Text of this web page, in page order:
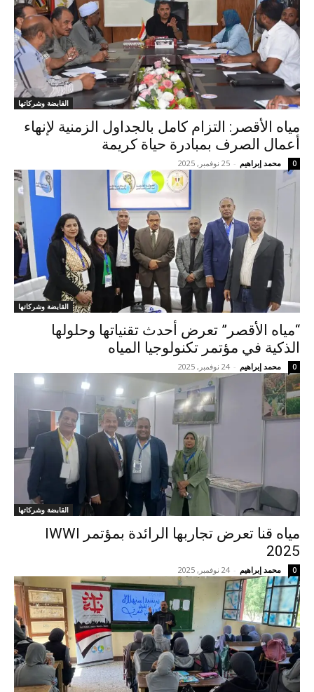
القابضة وشركاتها
مياه الأقصر: التزام كامل بالجداول الزمنية لإنهاء
أعمال الصرف بمبادرة حياة كريمة
محمد إبراهيم - 25 نوفمبر, 2025 0
القابضة وشركاتها
“مياه الأقصر” تعرض أحدث تقنياتها وحلولها
الذكية في مؤتمر تكنولوجيا المياه
محمد إبراهيم - 24 نوفمبر, 2025 0
القابضة وشركاتها
مياه قنا تعرض تجاربها الرائدة بمؤتمر IWWI
2025
محمد إبراهيم - 24 نوفمبر, 2025 0